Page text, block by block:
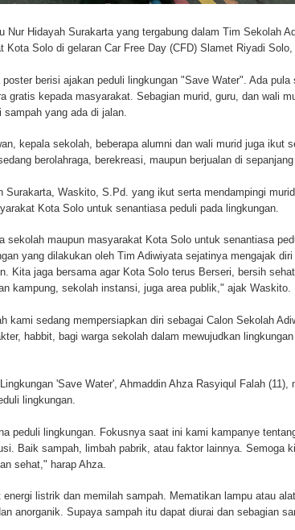
Nur Hidayah Surakarta yang tergabung dalam Tim Sekolah
Kota Solo di gelaran Car Free Day (CFD) Slamet Riyadi Solo,
berisi ajakan peduli lingkungan "Save Water". Ada pula
gratis kepada masyarakat. Sebagian murid, guru, dan wali
yang ada di jalan.
kepala sekolah, beberapa alumni dan wali murid juga ikut
berolahraga, berekreasi, maupun berjualan di
Surakarta, Waskito, S.Pd. yang ikut serta mendampingi
Kota Solo untuk senantiasa peduli pada lingkungan.
sekolah maupun masyarakat Kota Solo untuk senantiasa
yang dilakukan oleh Tim Adiwiyata sejatinya mengajak
Kita jaga bersama agar Kota Solo terus Berseri, bersih
kampung, sekolah instansi, juga area publik," ajak Waskito.
kami sedang mempersiapkan diri sebagai Calon Sekolah
habbit, bagi warga sekolah dalam mewujudkan
'Save Water', Ahmaddin Ahza Rasyiqul Falah
lingkungan.
peduli lingkungan. Fokusnya saat ini kami kampanye
Baik sampah, limbah pabrik, atau faktor lainnya. Semoga
sehat," harap Ahza.
listrik dan memilah sampah. Mematikan lampu atau
anorganik. Supaya sampah itu dapat diurai dan sebagian